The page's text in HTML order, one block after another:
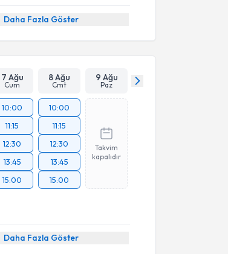
Daha Fazla Göster
7 Ağu
Cum
8 Ağu
Cmt
9 Ağu
Paz
10:00
11:15
12:30
13:45
15:00
10:00
11:15
12:30
13:45
15:00
Takvim
kapalıdır
Daha Fazla Göster